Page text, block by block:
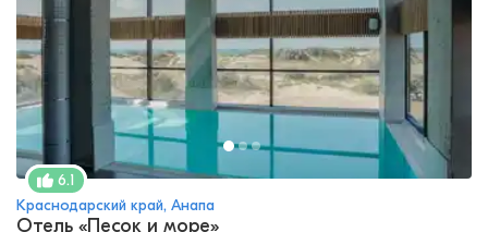
6.1
Краснодарский край, Анапа
Отель «Песок и море»